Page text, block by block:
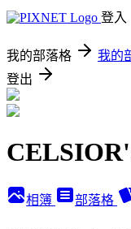
登入
我的部落格 我的
登出
相簿 部落格